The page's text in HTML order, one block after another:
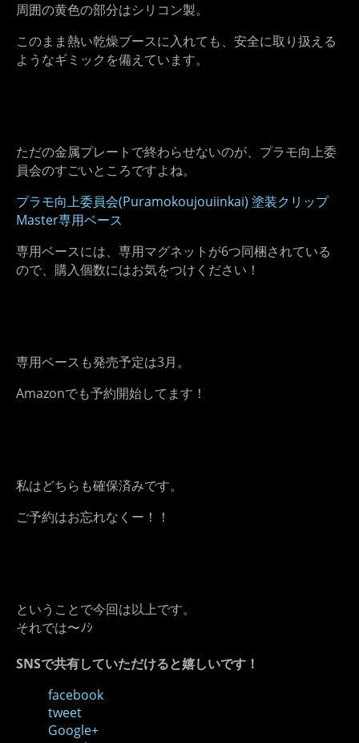
周囲の黄色の部分はシリコン製。
このまま熱い乾燥ブースに入れても、安全に取り扱える
ようなギミックを備えています。
ただの金属プレートで終わらせないのが、プラモ向上委
員会のすごいところですよね。
プラモ向上委員会(Puramokoujouiinkai) 塗装クリップ
Master専用ベース
専用ベースには、専用マグネットが6つ同梱されている
ので、購入個数にはお気をつけください！
専用ベースも発売予定は3月。
Amazonでも予約開始してます！
私はどちらも確保済みです。
ご予約はお忘れなくー！！
ということで今回は以上です。
それでは〜ﾉｼ
SNSで共有していただけると嬉しいです！
facebook
tweet
Google+